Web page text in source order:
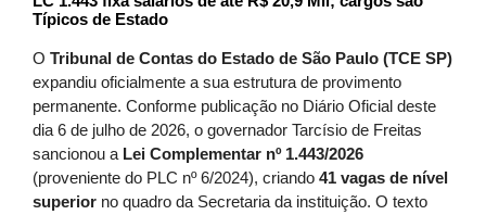
Típicos de Estado
O Tribunal de Contas do Estado de São Paulo (TCE SP)
expandiu oficialmente a sua estrutura de provimento
permanente. Conforme publicação no Diário Oficial deste
dia 6 de julho de 2026, o governador Tarcísio de Freitas
sancionou a Lei Complementar nº 1.443/2026
(proveniente do PLC nº 6/2024), criando 41 vagas de nível
superior no quadro da Secretaria da instituição. O texto